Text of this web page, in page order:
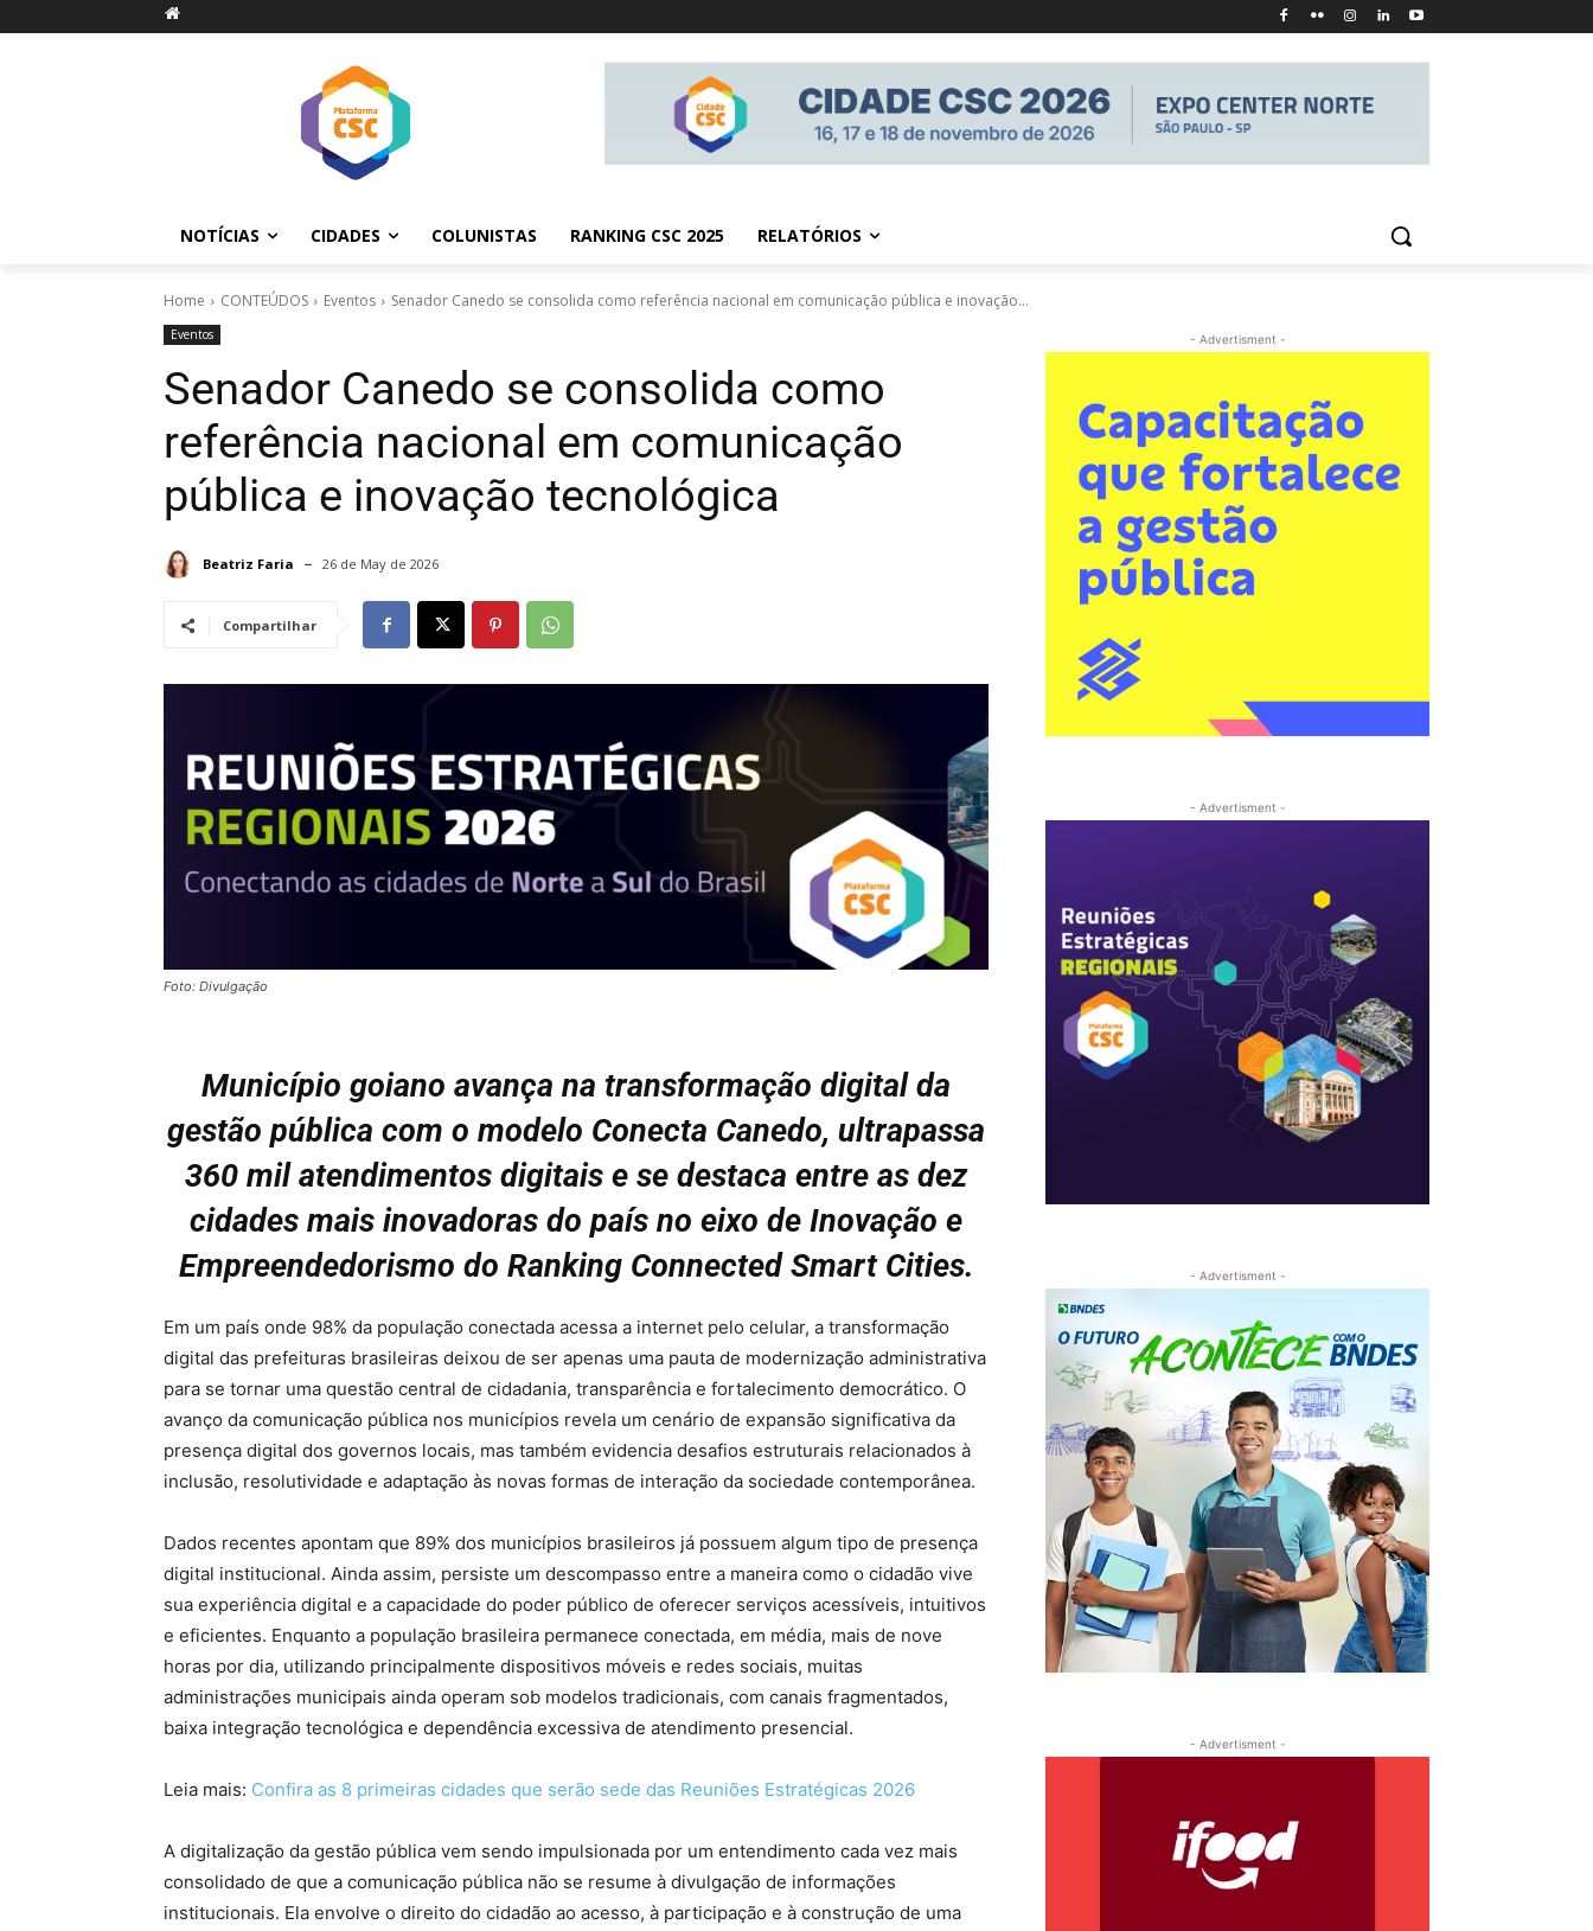
NOTÍCIAS CIDADES COLUNISTAS RANKING CSC 2025 RELATÓRIOS
Home CONTEÚDOS Eventos Senador Canedo se consolida como referência nacional em comunicação pública e inovação...
Eventos
Senador Canedo se consolida como
referência nacional em comunicação
pública e inovação tecnológica
Beatriz Faria 26 de May de 2026
Compartilhar
Foto: Divulgação
Município goiano avança na transformação digital da
gestão pública com o modelo Conecta Canedo, ultrapassa
360 mil atendimentos digitais e se destaca entre as dez
cidades mais inovadoras do país no eixo de Inovação e
Empreendedorismo do Ranking Connected Smart Cities.
Em um país onde 98% da população conectada acessa a internet pelo celular, a transformação
digital das prefeituras brasileiras deixou de ser apenas uma pauta de modernização administrativa
para se tornar uma questão central de cidadania, transparência e fortalecimento democrático. O
avanço da comunicação pública nos municípios revela um cenário de expansão significativa da
presença digital dos governos locais, mas também evidencia desafios estruturais relacionados à
inclusão, resolutividade e adaptação às novas formas de interação da sociedade contemporânea.
Dados recentes apontam que 89% dos municípios brasileiros já possuem algum tipo de presença
digital institucional. Ainda assim, persiste um descompasso entre a maneira como o cidadão vive
sua experiência digital e a capacidade do poder público de oferecer serviços acessíveis, intuitivos
e eficientes. Enquanto a população brasileira permanece conectada, em média, mais de nove
horas por dia, utilizando principalmente dispositivos móveis e redes sociais, muitas
administrações municipais ainda operam sob modelos tradicionais, com canais fragmentados,
baixa integração tecnológica e dependência excessiva de atendimento presencial.
Leia mais: Confira as 8 primeiras cidades que serão sede das Reuniões Estratégicas 2026
A digitalização da gestão pública vem sendo impulsionada por um entendimento cada vez mais
consolidado de que a comunicação pública não se resume à divulgação de informações
institucionais. Ela envolve o direito do cidadão ao acesso, à participação e à construção de uma
- Advertisment -
- Advertisment -
- Advertisment -
- Advertisment -